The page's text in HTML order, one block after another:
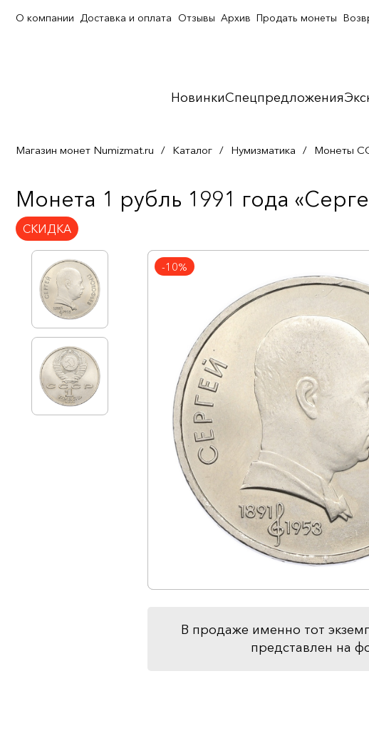
НовинкиСпецпредложения
О компании Доставка и оплата Отзывы Архив Продать монеты
Магазин монет Numizmat.ru / Каталог / Нумизматика / Монеты
Монета 1 рубль 1991 года
СКИДКА
-10%
В продаже именно тот
представлен на